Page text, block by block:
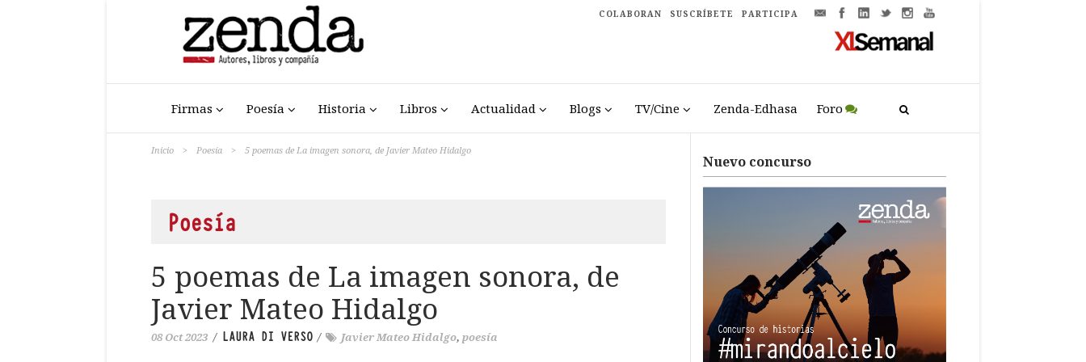
COLABORAN SUSCRÍBETE PARTICIPA
Firmas Poesía Historia Libros Actualidad Blogs TV/Cine Zenda-Edhasa Foro
Inicio > Poesía > 5 poemas de La imagen sonora, de Javier Mateo Hidalgo
Poesía
5 poemas de La imagen sonora, de
Javier Mateo Hidalgo
08 Oct 2023 / LAURA DI VERSO / Javier Mateo Hidalgo, poesía
Nuevo concurso